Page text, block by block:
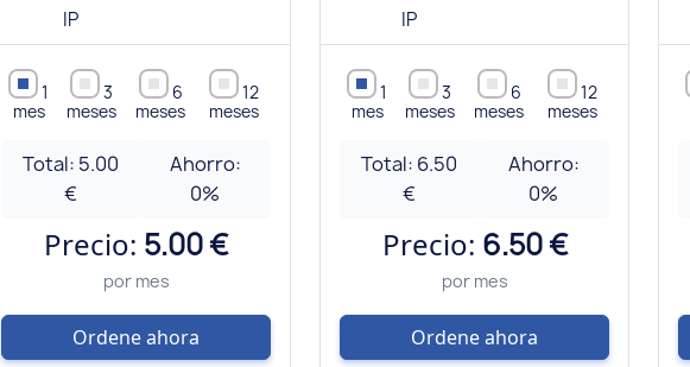
IP
1
mes
3
meses
6
meses
12
meses
Total: 5.00
€
Ahorro:
0%
Precio: 5.00 €
por mes
Ordene ahora
IP
1
mes
3
meses
6
meses
12
meses
Total: 6.50
€
Ahorro:
0%
Precio: 6.50 €
por mes
Ordene ahora